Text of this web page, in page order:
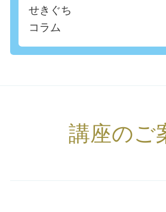
せきぐち
コラム
講座のご